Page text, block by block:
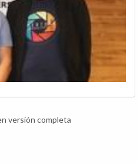
versión completa